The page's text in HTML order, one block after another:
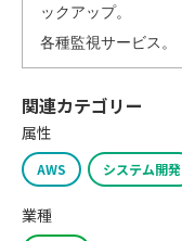
ックアップ。
各種監視サービス。
関連カテゴリー
属性
AWS システム開発
業種